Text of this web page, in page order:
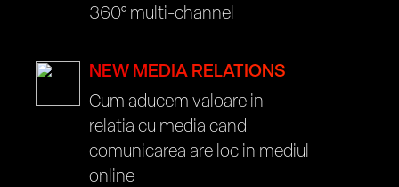
360° multi-channel
NEW MEDIA RELATIONS
Cum aducem valoare in
relatia cu media cand
comunicarea are loc in mediul
online